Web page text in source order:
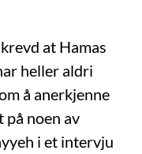
at Hamas
heller aldri
å anerkjenne
noen av
i et intervju